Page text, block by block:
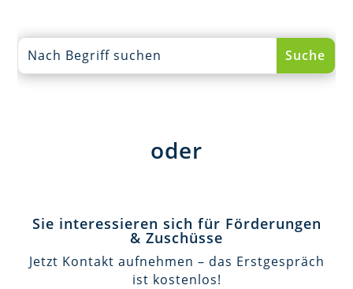
oder
Sie interessieren sich für Förderungen
& Zuschüsse
Jetzt Kontakt aufnehmen – das Erstgespräch
ist kostenlos!